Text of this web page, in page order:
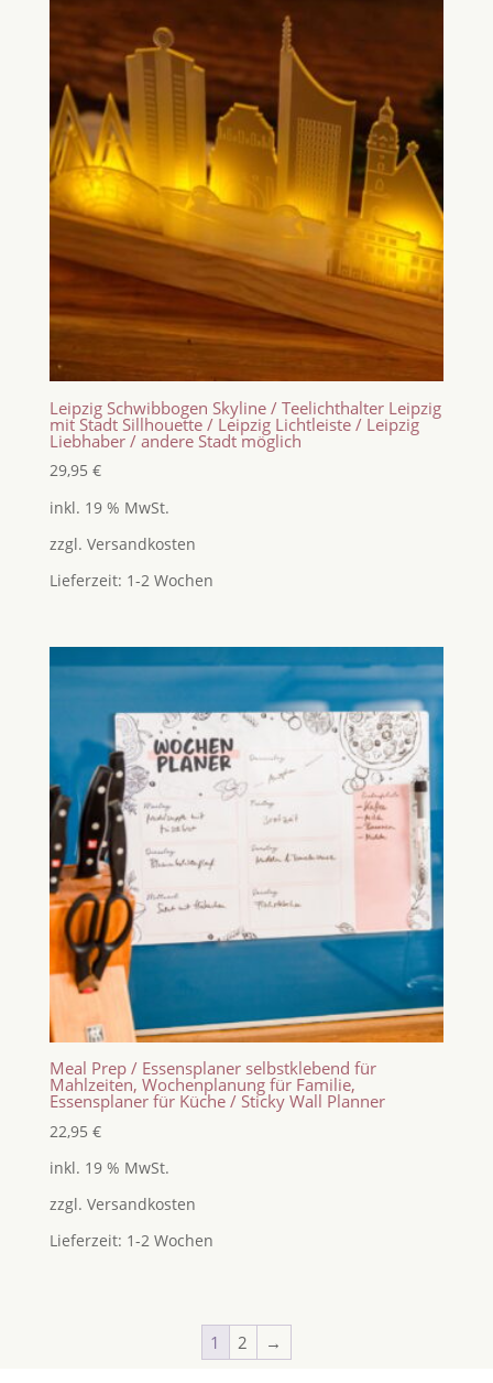
Leipzig Schwibbogen Skyline / Teelichthalter Leipzig
mit Stadt Sillhouette / Leipzig Lichtleiste / Leipzig
Liebhaber / andere Stadt möglich
29,95 €
inkl. 19 % MwSt.
zzgl. Versandkosten
Lieferzeit: 1-2 Wochen
Meal Prep / Essensplaner selbstklebend für
Mahlzeiten, Wochenplanung für Familie,
Essensplaner für Küche / Sticky Wall Planner
22,95 €
inkl. 19 % MwSt.
zzgl. Versandkosten
Lieferzeit: 1-2 Wochen
1 2 →